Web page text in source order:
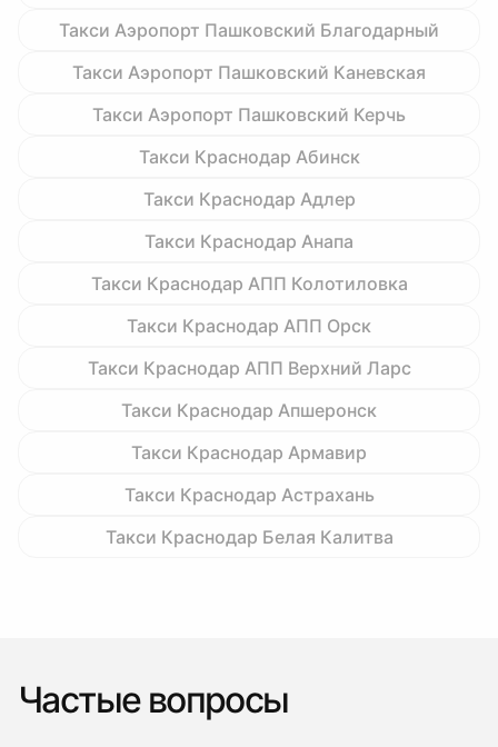
Такси Аэропорт Пашковский Благодарный
Такси Аэропорт Пашковский Каневская
Такси Аэропорт Пашковский Керчь
Такси Краснодар Абинск
Такси Краснодар Адлер
Такси Краснодар Анапа
Такси Краснодар АПП Колотиловка
Такси Краснодар АПП Орск
Такси Краснодар АПП Верхний Ларс
Такси Краснодар Апшеронск
Такси Краснодар Армавир
Такси Краснодар Астрахань
Такси Краснодар Белая Калитва
Частые вопросы